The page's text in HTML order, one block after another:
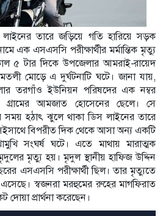
লাইনের তারে জড়িয়ে গতি হারিয়ে সড়ক
এক এসএসসি পরীক্ষার্থীর মর্মান্তিক মৃত্যু
৫ টার দিকে উপজেলার আমরাই-রায়েদ
মোড়ে এ দুর্ঘটনাটি ঘটে। জানা যায়,
তরগাঁও ইউনিয়ন পরিষদের এক নম্বর
আমজাত হোসেনের ছেলে। সে
সময় হঠাৎ ঝুলে থাকা ডিস লাইনের তারে
বিপরীত দিক থেকে আসা অন্য একটি
সংঘর্ষ ঘটে। এতে মাথায় মারাত্মক
মৃত্যু হয়। মৃদুল স্থানীয় হাফিজ উদ্দিন
এসএসসি পরীক্ষার্থী ছিল। তার মৃত্যুতে
স্বজনরা মরহুমের রুহের মাগফিরাত
দোয়া প্রার্থনা করেছেন।